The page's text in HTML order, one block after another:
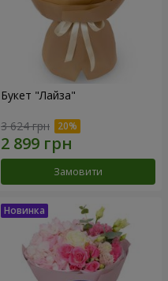
Букет "Лайза"
3 624 грн
Замовити